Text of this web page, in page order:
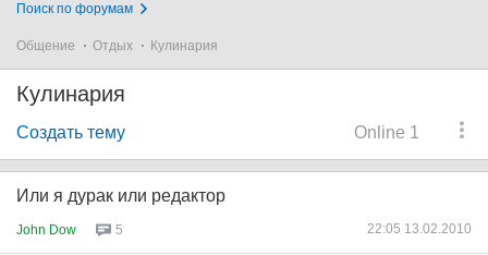
Поиск по форумам
Общение Отдых Кулинария
Кулинария
Online 1
Создать тему
Или я дурак или редактор
John Dow 5 22:05 13.02.2010